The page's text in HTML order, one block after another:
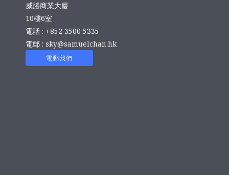
威勝商業大廈
10樓6室
電話 : +852 3500 5335
電郵 : sky@samuelchan.hk
電郵我們